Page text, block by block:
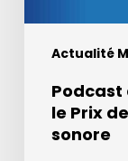
Actualité
la
meilleure
sonorePodcast
le Prix
sonore